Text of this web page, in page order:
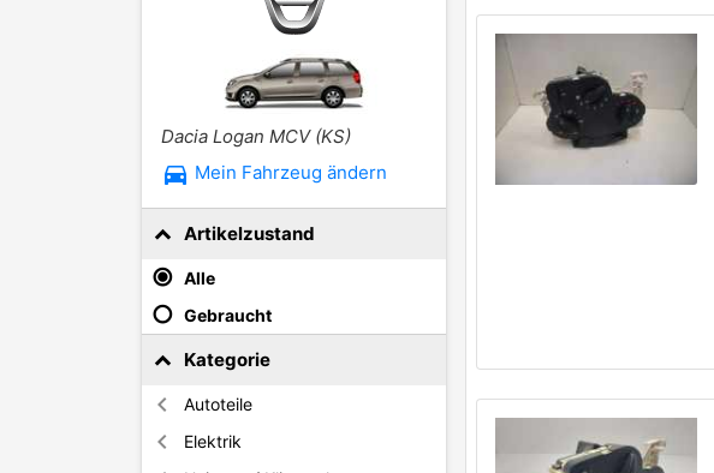
Dacia Logan MCV (KS)
directions_car Mein Fahrzeug ändern
Artikelzustand
Alle
Gebraucht
Kategorie
Autoteile
Elektrik